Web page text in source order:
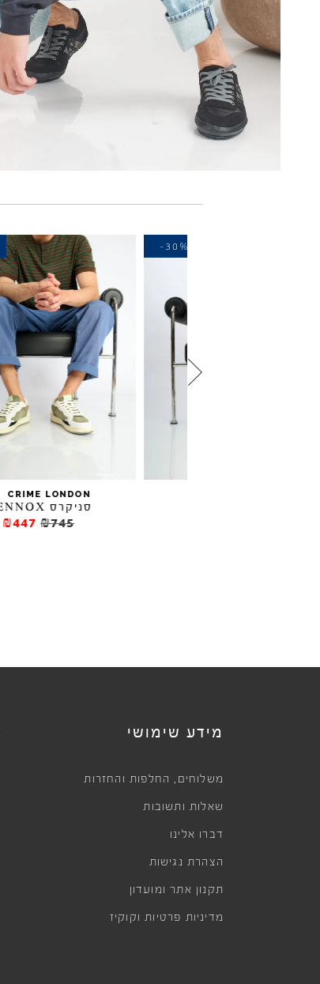
CRIME LONDON
/
₪447
-40%
מידע שימושי
משלוחים , החלפות והחזרות
שאלות ותשובות
דברו אלינו
הצהרת נגישות
תקנון אתר ומועדון
מדיניות פרטיות וקוקיז